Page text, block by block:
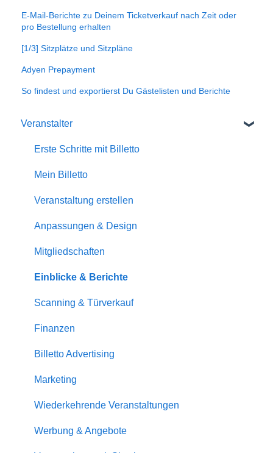
E-Mail-Berichte zu Deinem Ticketverkauf nach Zeit oder
pro Bestellung erhalten
[1/3] Sitzplätze und Sitzpläne
Adyen Prepayment
So findest und exportierst Du Gästelisten und Berichte
Veranstalter
Erste Schritte mit Billetto
Mein Billetto
Veranstaltung erstellen
Anpassungen & Design
Mitgliedschaften
Einblicke & Berichte
Scanning & Türverkauf
Finanzen
Billetto Advertising
Marketing
Wiederkehrende Veranstaltungen
Werbung & Angebote